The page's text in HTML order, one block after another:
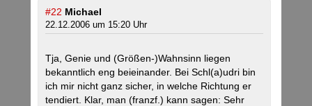
#22 Michael
22.12.2006 um 15:20 Uhr
Tja, Genie und (Größen-)Wahnsinn liegen
bekanntlich eng beieinander. Bei Schl(a)udri bin
ich mir nicht ganz sicher, in welche Richtung er
tendiert. Klar, man (franzf.) kann sagen: Sehr